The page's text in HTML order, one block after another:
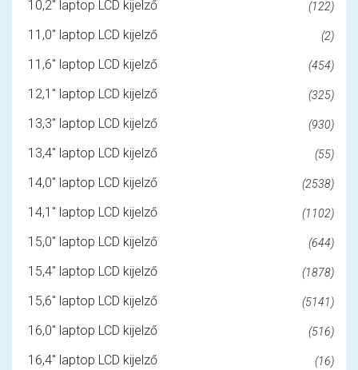
10,2" laptop LCD kijelző (122)
11,0" laptop LCD kijelző (2)
11,6" laptop LCD kijelző (454)
12,1" laptop LCD kijelző (325)
13,3" laptop LCD kijelző (930)
13,4" laptop LCD kijelző (55)
14,0" laptop LCD kijelző (2538)
14,1" laptop LCD kijelző (1102)
15,0" laptop LCD kijelző (644)
15,4" laptop LCD kijelző (1878)
15,6" laptop LCD kijelző (5141)
16,0" laptop LCD kijelző (516)
16,4" laptop LCD kijelző (16)